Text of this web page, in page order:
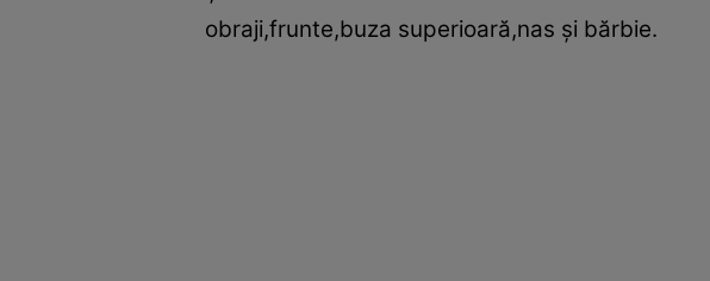
obraji,frunte,buza superioară,nas şi bărbie.